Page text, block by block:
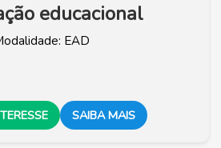
educacional
EAD
SAIBA MAIS